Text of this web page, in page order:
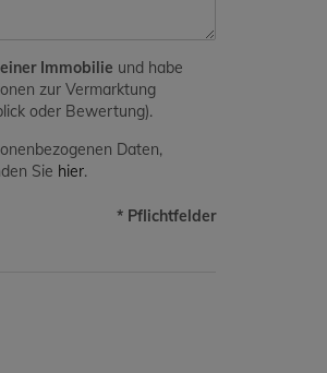
Immobilie und habe
zur Vermarktung
oder Bewertung).
Daten,
Sie hier.
* Pflichtfelder